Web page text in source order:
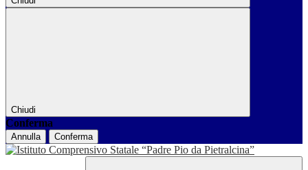
Chiudi
Conferma
Annulla Conferma